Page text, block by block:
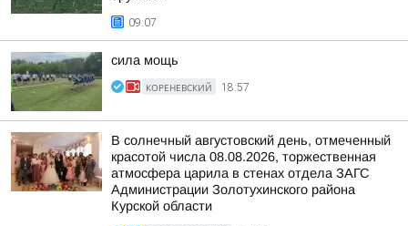
09:07
сила мощь
КОРЕНЕВСКИЙ 18:57
В солнечный августовский день, отмеченный
красотой числа 08.08.2026, торжественная
атмосфера царила в стенах отдела ЗАГС
Администрации Золотухинского района
Курской области